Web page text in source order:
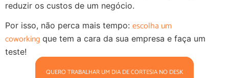
reduzir os custos de um negócio.
Por isso, não perca mais tempo: escolha um
coworking que tem a cara da sua empresa e faça um
teste!
QUERO TRABALHAR UM DIA DE CORTESIA NO DESK